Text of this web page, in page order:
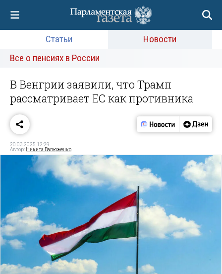
Статьи
Новости
Все о пенсиях в России
В Венгрии заявили, что Трамп
рассматривает ЕС как противника
20.03.2025 12:29
Автор: Никита Валюженко